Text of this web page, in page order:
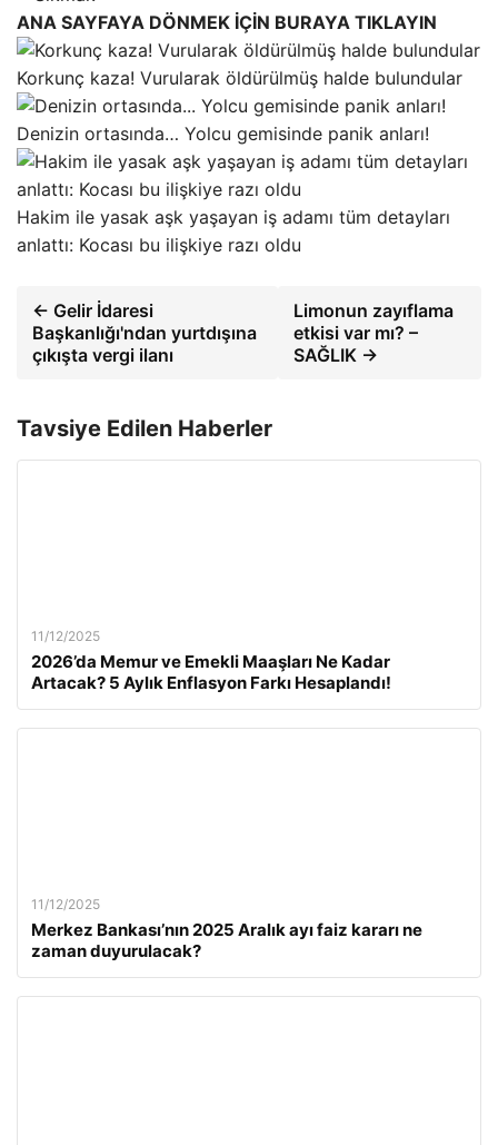
ANA SAYFAYA DÖNMEK İÇİN BURAYA TIKLAYIN
Korkunç kaza! Vurularak öldürülmüş halde bulundular
Denizin ortasında… Yolcu gemisinde panik anları!
Hakim ile yasak aşk yaşayan iş adamı tüm detayları
anlattı: Kocası bu ilişkiye razı oldu
← Gelir İdaresi
Başkanlığı'ndan yurtdışına
çıkışta vergi ilanı
Limonun zayıflama
etkisi var mı? –
SAĞLIK →
Tavsiye Edilen Haberler
11/12/2025
2026’da Memur ve Emekli Maaşları Ne Kadar
Artacak? 5 Aylık Enflasyon Farkı Hesaplandı!
11/12/2025
Merkez Bankası’nın 2025 Aralık ayı faiz kararı ne
zaman duyurulacak?